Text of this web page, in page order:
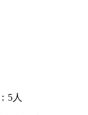
5人